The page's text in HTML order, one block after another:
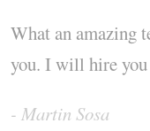
What an amazing
you. I will hire
Martin Sosa